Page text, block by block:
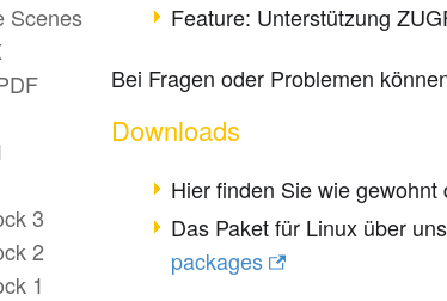
Scenes
3
2
1
Feature: Unterstützung
Bei Fragen oder Problemen
Downloads
Hier finden Sie wie gewohnt
Das Paket für Linux über
packages